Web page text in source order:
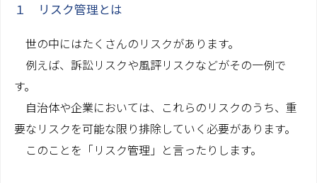
１ リスク管理とは
世の中にはたくさんのリスクがあります。
例えば、訴訟リスクや風評リスクなどがその一例で
す。
自治体や企業においては、これらのリスクのうち、重
要なリスクを可能な限り排除していく必要があります。
このことを「リスク管理」と言ったりします。
コラム
家族信託コラム
コンプライアンス
お問い合わせ